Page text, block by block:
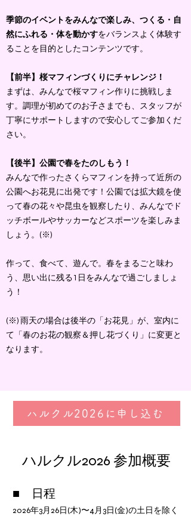
季節のイベントをみんなで楽しみ、つくる・自
然にふれる・体を動かすをバランスよく体験す
ることを目的としたコンテンツです。
【前半】桜マフィンづくりにチャレンジ！
まずは、みんなで桜マフィン作りに挑戦しま
す。調理が初めてのお子さまでも、スタッフが
丁寧にサポートしますので安心してご参加くだ
さい。
【後半】公園で春をたのしもう！
みんなで作ったさくらマフィンを持って近所の
公園へお花見に出発です！公園では拡大鏡を使
って春の花々や昆虫を観察したり、みんなでド
ッチボールやサッカーなどスポーツを楽しみま
しょう。(※)
作って、食べて、遊んで。春をまるごと味わ
う、思い出に残る1日をみんなで過ごしましょ
う！
(※) 雨天の場合は後半の「お花見」が、室内に
て「春のお花の観察＆押し花づくり」に変更と
なります。
ハルクル2026に申し込む
​ハルクル2026 参加概要
■ 日程
2026年3月26日(木)〜4月3日(金)の土日を除く